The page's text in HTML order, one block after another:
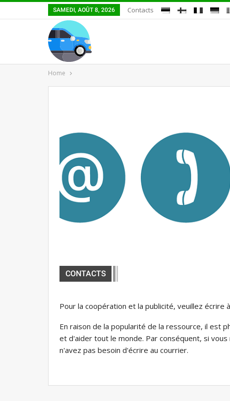
SAMEDI, AOÛT 8, 2026 Contacts
Home
CONTACTS
Pour la coopération et la publicité, veuillez écrire à
En raison de la popularité de la ressource, il est
et d'aider tout le monde. Par conséquent, si
n'avez pas besoin d'écrire au courrier.